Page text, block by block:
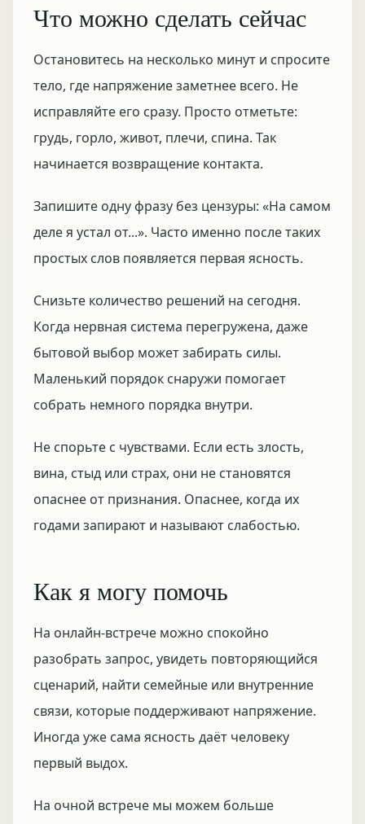
Что можно сделать сейчас
Остановитесь на несколько минут и спросите
тело, где напряжение заметнее всего. Не
исправляйте его сразу. Просто отметьте:
грудь, горло, живот, плечи, спина. Так
начинается возвращение контакта.
Запишите одну фразу без цензуры: «На самом
деле я устал от...». Часто именно после таких
простых слов появляется первая ясность.
Снизьте количество решений на сегодня.
Когда нервная система перегружена, даже
бытовой выбор может забирать силы.
Маленький порядок снаружи помогает
собрать немного порядка внутри.
Не спорьте с чувствами. Если есть злость,
вина, стыд или страх, они не становятся
опаснее от признания. Опаснее, когда их
годами запирают и называют слабостью.
Как я могу помочь
На онлайн-встрече можно спокойно
разобрать запрос, увидеть повторяющийся
сценарий, найти семейные или внутренние
связи, которые поддерживают напряжение.
Иногда уже сама ясность даёт человеку
первый выдох.
На очной встрече мы можем больше